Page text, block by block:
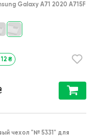
Galaxy A71 2020 A715F
12 ₴
чехол "№ 5331" для